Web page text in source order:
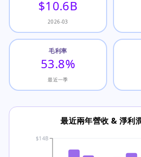
$10.6B
2026-03
毛利率
53.8%
最近一季
最近兩年營收 & 淨利
$14B